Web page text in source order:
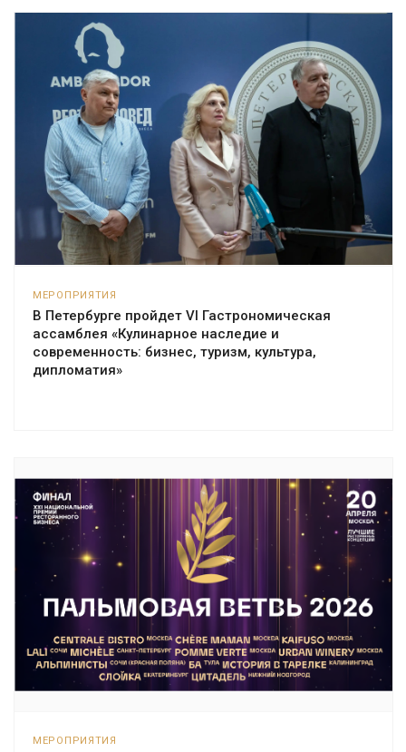
МЕРОПРИЯТИЯ
В Петербурге пройдет VI Гастрономическая
ассамблея «Кулинарное наследие и
современность: бизнес, туризм, культура,
дипломатия»
МЕРОПРИЯТИЯ